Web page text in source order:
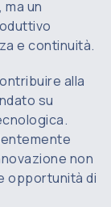
un
e continuità.
alla
su
non
opportunità di